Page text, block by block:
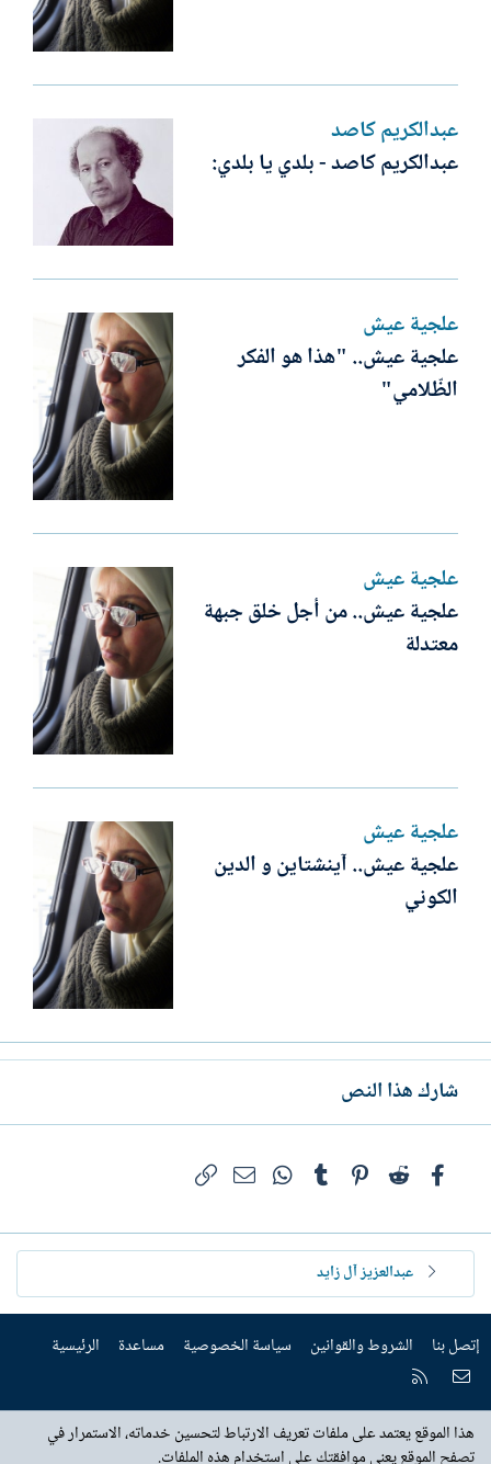
عبدالكريم كاصد
عبدالكريم كاصد - بلدي يا بلدي:
علجية عيش
علجية عيش.. "هذا هو الفكر
الظّلامي"
علجية عيش
علجية عيش.. من أجل خلق جبهة
معتدلة
علجية عيش
علجية عيش.. آينشتاين و الدين
الكوني
شارك هذا النص
فيسبوكReddit
Pinterest
Tumblr
WhatsAppالبريد الإلكتروني
عبدالعزيز آل زايد
إتصل بنا الشروط والقوانين سياسة الخصوصية مساعدة الرئيسية
إتصل بنا
هذا الموقع يعتمد على ملفات تعريف الارتباط لتحسين خدماته، الاستمرار في